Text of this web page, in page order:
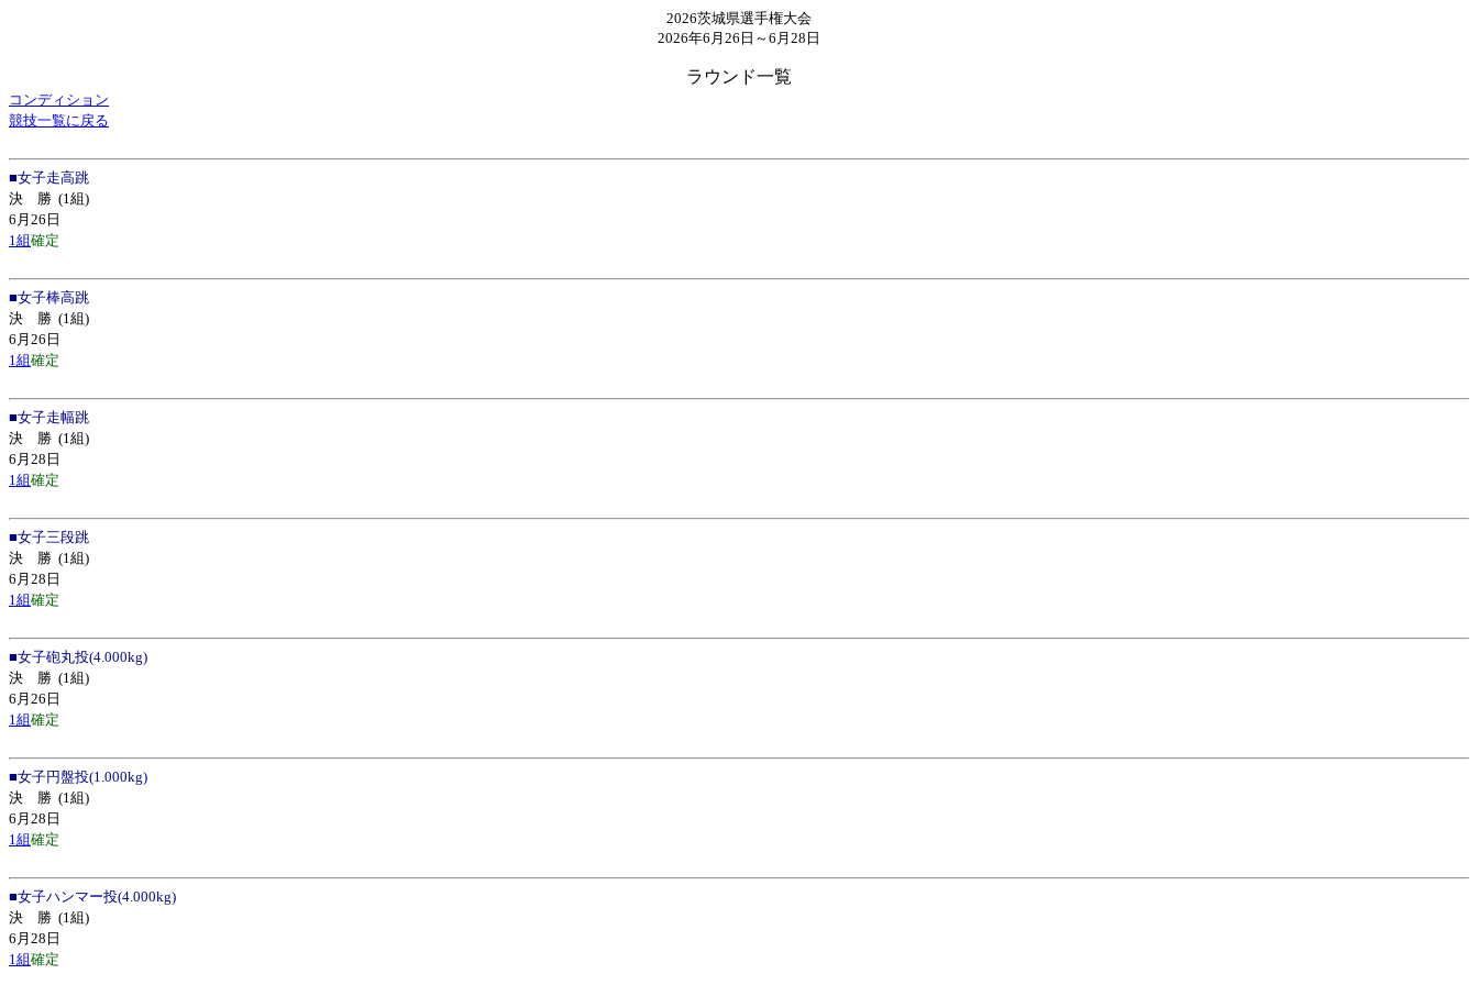
2026茨城県選手権大会
2026年6月26日～6月28日
ラウンド一覧
コンディション
競技一覧に戻る
■女子走高跳
決 勝 (1組)
6月26日
1組確定
■女子棒高跳
決 勝 (1組)
6月26日
1組確定
■女子走幅跳
決 勝 (1組)
6月28日
1組確定
■女子三段跳
決 勝 (1組)
6月28日
1組確定
■女子砲丸投(4.000kg)
決 勝 (1組)
6月26日
1組確定
■女子円盤投(1.000kg)
決 勝 (1組)
6月28日
1組確定
■女子ハンマー投(4.000kg)
決 勝 (1組)
6月28日
1組確定